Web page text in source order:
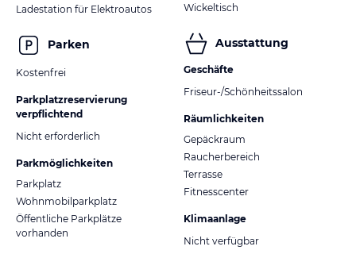
Ladestation für Elektroautos
Parken
Kostenfrei
Parkplatzreservierung
verpflichtend
Nicht erforderlich
Parkmöglichkeiten
Parkplatz
Wohnmobilparkplatz
Öffentliche Parkplätze
vorhanden
Wickeltisch
Ausstattung
Geschäfte
Friseur-/Schönheitssalon
Räumlichkeiten
Gepäckraum
Raucherbereich
Terrasse
Fitnesscenter
Klimaanlage
Nicht verfügbar